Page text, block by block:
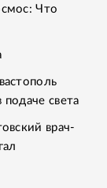
Что
света
врач-